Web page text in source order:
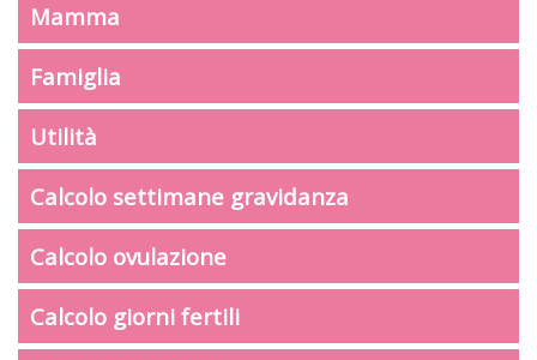
Mamma
Famiglia
Utilità
Calcolo settimane gravidanza
Calcolo ovulazione
Calcolo giorni fertili